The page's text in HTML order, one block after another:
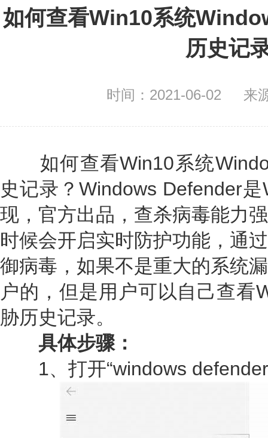
如何查看Win10系统
历史记
时间：2021-06-02 来
如何查看Win10系统
史记录？Windows Defender
现，官方出品，查杀病毒能力
时候会开启实时防护功能，通
御病毒，如果不是重大的系统
户的，但是用户可以自己查看
胁历史记录。
具体步骤：
1、打开“windows